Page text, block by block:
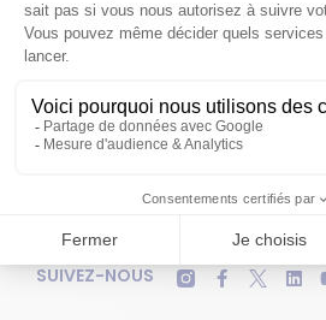
participatifs, au sein
d’actions
très intéressantes
pourréduire notre production
PUBLICATIONSPRESSEL'AGGLO
CARTOTHÈQUE
OPENDATAPLAN DU SITE
SUIVEZ-NOUS